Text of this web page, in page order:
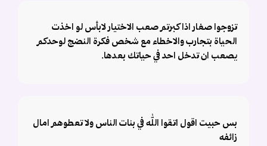
تزوجوا صغار اذا كبرتم صعب الاختيار لابأس لو اخذت
الحياة بتجارب والاخطاء مع شخص فكرة النضج لوحدكم
يصعب ان تدخل احد في حياتك بعدها.
بس حبيت اقول اتقوا الله في بنات الناس ولا تعطوهم امال
زائفه